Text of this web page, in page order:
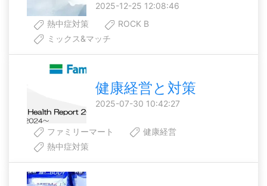
2025-12-25 12:08:46
熱中症対策
ROCK B
ミックス&マッチ
健康経営と対策
2025-07-30 10:42:27
ファミリーマート
健康経営
熱中症対策